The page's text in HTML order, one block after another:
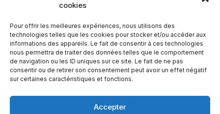
cookies
Pour offrir les meilleures expériences, nous utilisons des
technologies telles que les cookies pour stocker et/ou accéder aux
informations des appareils. Le fait de consentir à ces technologies
nous permettra de traiter des données telles que le comportement
de navigation ou les ID uniques sur ce site. Le fait de ne pas
consentir ou de retirer son consentement peut avoir un effet négatif
sur certaines caractéristiques et fonctions.
Accepter
EQUILIBIOS FORMATION Inc. 5748 9e Avenue, Montréal (QC)
H1Y 2J9 Canada